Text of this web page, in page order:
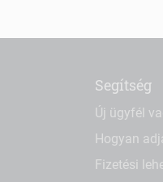
Segítség
Új ügyfél
Hogyan
Fizetési